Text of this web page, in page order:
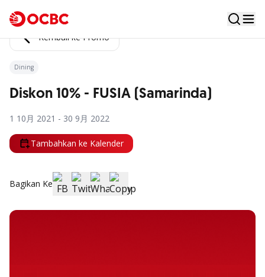
Kembali ke Promo
Dining
Diskon 10% - FUSIA (Samarinda)
1 10月 2021 - 30 9月 2022
Tambahkan ke Kalender
Bagikan Ke